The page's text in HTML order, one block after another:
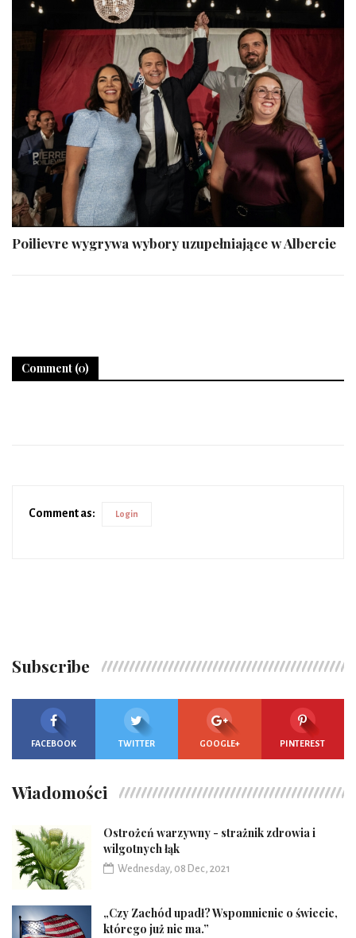
Poilievre wygrywa wybory uzupełniające w Albercie
Comment (0)
Comment as: Login
Subscribe
FACEBOOK TWITTER GOOGLE+ PINTEREST
Wiadomości
Ostrożeń warzywny - strażnik zdrowia i
wilgotnych łąk
Wednesday, 08 Dec, 2021
„Czy Zachód upadł? Wspomnienie o świecie,
którego już nie ma.”